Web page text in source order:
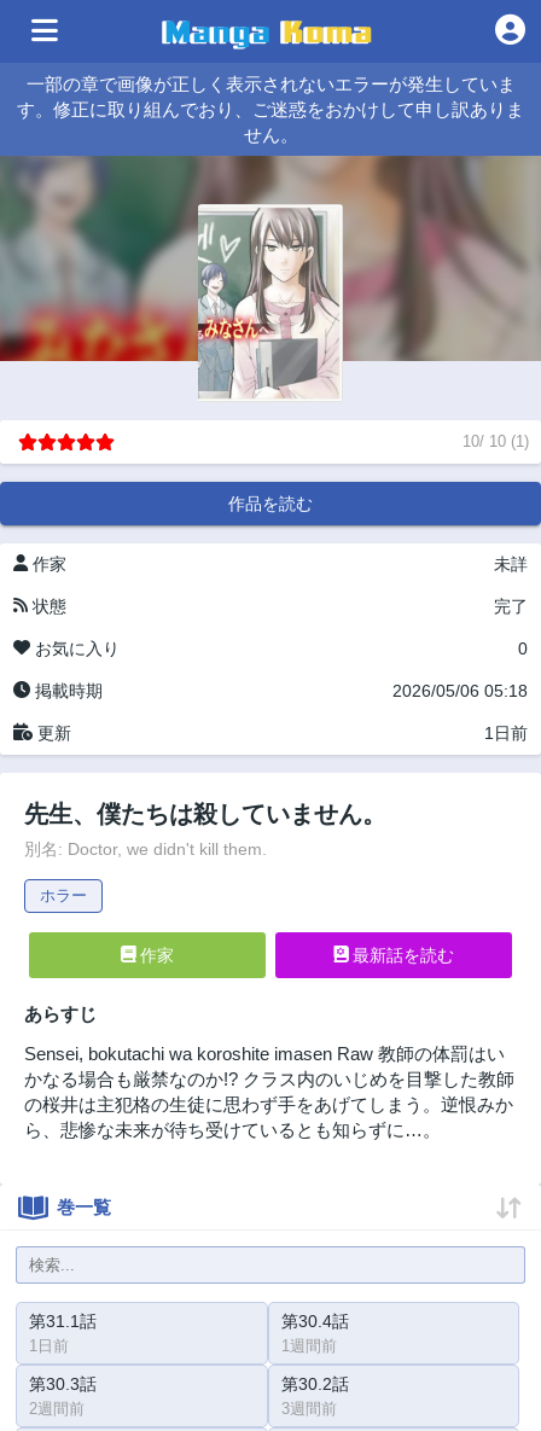
一部の章で画像が正しく表示されないエラーが発生していま
す。修正に取り組んでおり、ご迷惑をおかけして申し訳ありま
せん。
10/ 10 (1)
作品を読む
作家 未詳
状態 完了
お気に入り 0
掲載時期 2026/05/06 05:18
更新 1日前
先生、僕たちは殺していません。
別名: Doctor, we didn't kill them.
ホラー
作家 最新話を読む
あらすじ
Sensei, bokutachi wa koroshite imasen Raw 教師の体罰はい
かなる場合も厳禁なのか!? クラス内のいじめを目撃した教師
の桜井は主犯格の生徒に思わず手をあげてしまう。逆恨みか
ら、悲惨な未来が待ち受けているとも知らずに…。
巻一覧
第31.1話
1日前
第30.4話
1週間前
第30.3話
2週間前
第30.2話
3週間前